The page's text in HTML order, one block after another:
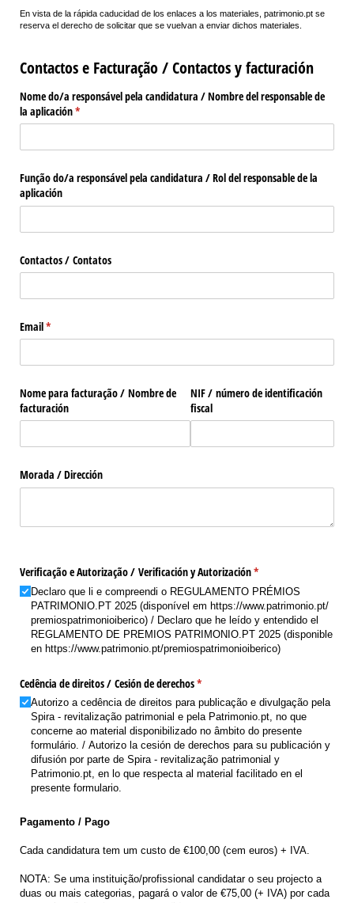
En vista de la rápida caducidad de los enlaces a los materiales, patrimonio.pt se
reserva el derecho de solicitar que se vuelvan a enviar dichos materiales.
Contactos e Facturação / Contactos y facturación
Nome do/​a responsável pela candidatura /​ Nombre del responsable de
la aplicación*
(obrigatório)
Função do/​a responsável pela candidatura /​ Rol del responsable de la
aplicación
Contactos /​ Contatos
Email*
(obrigatório)
Nome para facturação /​ Nombre de
facturación
NIF /​ número de identificación
fiscal
Morada /​ Dirección
Verificação e Autorização /​ Verificación y Autorización*
(obrigatório)
Declaro que li e compreendi o REGULAMENTO PRÉMIOS
PATRIMONIO.PT 2025 (disponível em https:/​/​www.patrimonio.pt/​
premiospatrimonioiberico) /​ Declaro que he leído y entendido el
REGLAMENTO DE PREMIOS PATRIMONIO.PT 2025 (disponible
en https:/​/​www.patrimonio.pt/​premiospatrimonioiberico)
Cedência de direitos /​ Cesión de derechos*
(obrigatório)
Autorizo a cedência de direitos para publicação e divulgação pela
Spira - revitalização patrimonial e pela Patrimonio.pt, no que
concerne ao material disponibilizado no âmbito do presente
formulário. /​ Autorizo la cesión de derechos para su publicación y
difusión por parte de Spira - revitalização patrimonial y
Patrimonio.pt, en lo que respecta al material facilitado en el
presente formulario.
Pagamento / Pago
Cada candidatura tem um custo de €100,00 (cem euros) + IVA.
NOTA: Se uma instituição/profissional candidatar o seu projecto a
duas ou mais categorias, pagará o valor de €75,00 (+ IVA) por cada